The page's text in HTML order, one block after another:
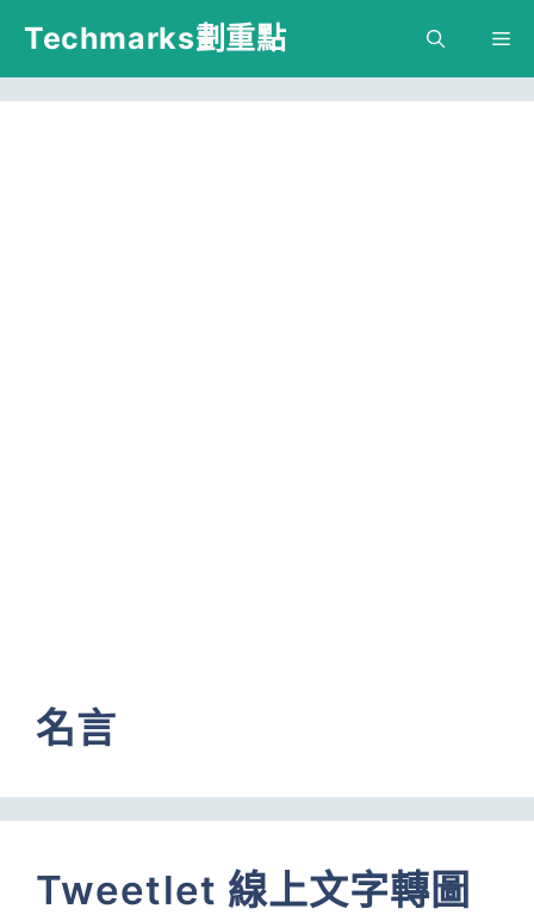
跳
主
Techmarks劃重點
名言
Tweetlet 線上文字轉圖